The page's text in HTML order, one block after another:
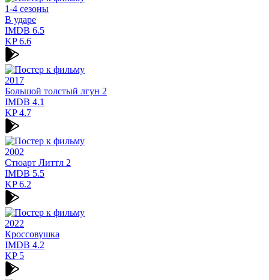
1-4 сезоны
В ударе
IMDB 6.5
KP6.6
2017
Большой толстый лгун 2
IMDB 4.1
KP4.7
2002
Стюарт Литтл 2
IMDB 5.5
KP6.2
2022
Кроссовушка
IMDB 4.2
KP5